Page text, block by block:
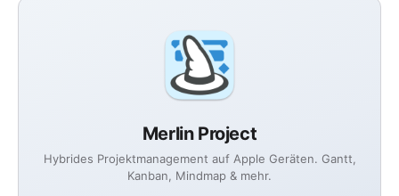
Merlin Project
Hybrides Projektmanagement auf Apple Geräten. Gantt,
Kanban, Mindmap & mehr.